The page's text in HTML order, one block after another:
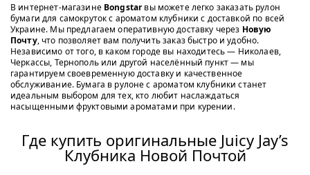
В интернет-магазине Bongstarвы можете легко заказать рулон
бумаги для самокруток с ароматом клубники с доставкой по всей
Украине. Мы предлагаем оперативную доставку через Новую
Почту, что позволяет вам получить заказ быстро и удобно.
Независимо от того, в каком городе вы находитесь — Николаев,
Черкассы, Тернополь или другой населённый пункт — мы
гарантируем своевременную доставку и качественное
обслуживание. Бумага в рулоне с ароматом клубники станет
идеальным выбором для тех, кто любит наслаждаться
насыщенными фруктовыми ароматами при курении.
Где купить оригинальные Juicy Jay’s
Клубника Новой Почтой